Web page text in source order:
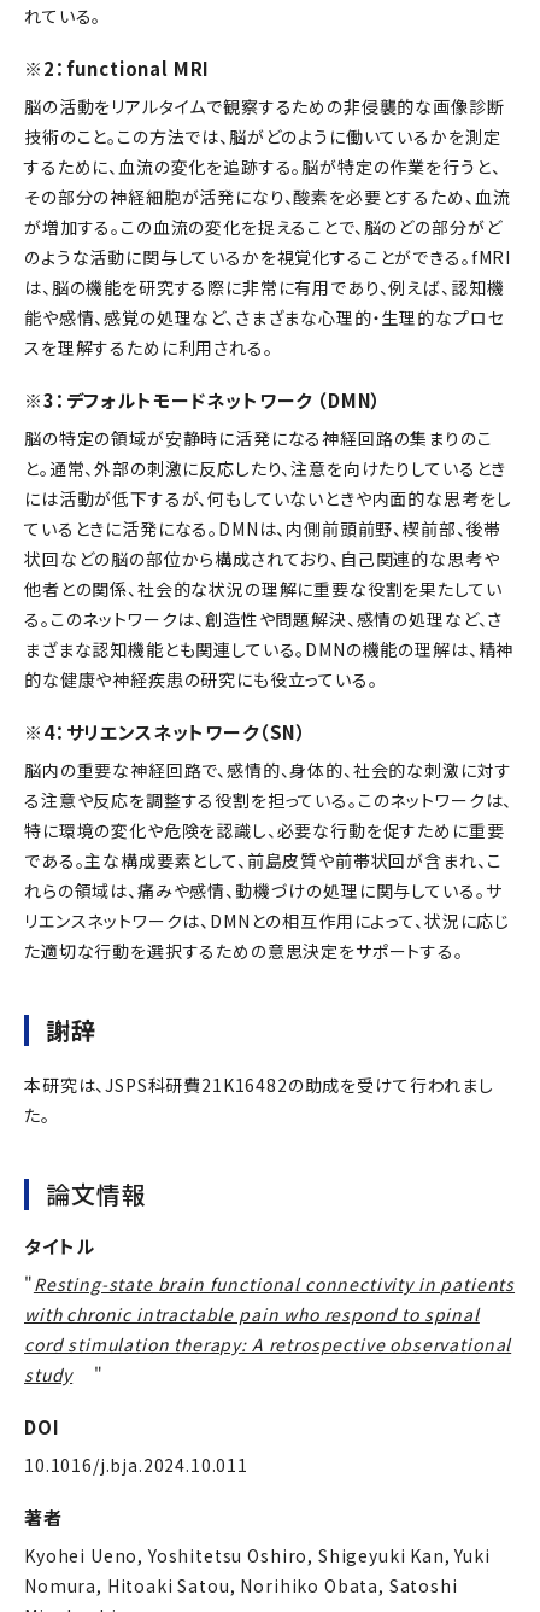
れている。
※2：functional MRI
脳の活動をリアルタイムで観察するための非侵襲的な画像診断
技術のこと。この方法では、脳がどのように働いているかを測定
するために、血流の変化を追跡する。脳が特定の作業を行うと、
その部分の神経細胞が活発になり、酸素を必要とするため、血流
が増加する。この血流の変化を捉えることで、脳のどの部分がど
のような活動に関与しているかを視覚化することができる。fMRI
は、脳の機能を研究する際に非常に有用であり、例えば、認知機
能や感情、感覚の処理など、さまざまな心理的・生理的なプロセ
スを理解するために利用される。
※3：デフォルトモードネットワーク （DMN）
脳の特定の領域が安静時に活発になる神経回路の集まりのこ
と。通常、外部の刺激に反応したり、注意を向けたりしているとき
には活動が低下するが、何もしていないときや内面的な思考をし
ているときに活発になる。DMNは、内側前頭前野、楔前部、後帯
状回などの脳の部位から構成されており、自己関連的な思考や
他者との関係、社会的な状況の理解に重要な役割を果たしてい
る。このネットワークは、創造性や問題解決、感情の処理など、さ
まざまな認知機能とも関連している。DMNの機能の理解は、精神
的な健康や神経疾患の研究にも役立っている。
※4：サリエンスネットワーク（SN）
脳内の重要な神経回路で、感情的、身体的、社会的な刺激に対す
る注意や反応を調整する役割を担っている。このネットワークは、
特に環境の変化や危険を認識し、必要な行動を促すために重要
である。主な構成要素として、前島皮質や前帯状回が含まれ、こ
れらの領域は、痛みや感情、動機づけの処理に関与している。サ
リエンスネットワークは、DMNとの相互作用によって、状況に応じ
た適切な行動を選択するための意思決定をサポートする。
謝辞
本研究は、JSPS科研費21K16482の助成を受けて行われまし
た。
論文情報
タイトル
"Resting-state brain functional connectivity in patients
with chronic intractable pain who respond to spinal
cord stimulation therapy: A retrospective observational
study
"
DOI
10.1016/j.bja.2024.10.011
著者
Kyohei Ueno, Yoshitetsu Oshiro, Shigeyuki Kan, Yuki
Nomura, Hitoaki Satou, Norihiko Obata, Satoshi